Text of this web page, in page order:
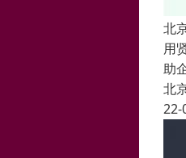
北
用
助
北
22-